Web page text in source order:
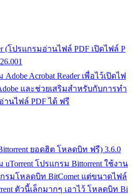
(โปรแกรมอ่านไฟล์ PDF เปิดไฟล์ P
Acrobat Reader เพื่อไว้เปิดไฟ
และช่วยเสริมสำหรับกับการทำ
านไฟล์ PDF ได้ ฟรี
ยอดฮิต โหลดบิท ฟรี) 3.6.0
โปรแกรม Bittorrent ใช้งาน
รมโหลดบิท BitComet แต่ขนาดไฟล์
ตัวนี้เล็กมากๆ เอาไว้ โหลดบิท Bi